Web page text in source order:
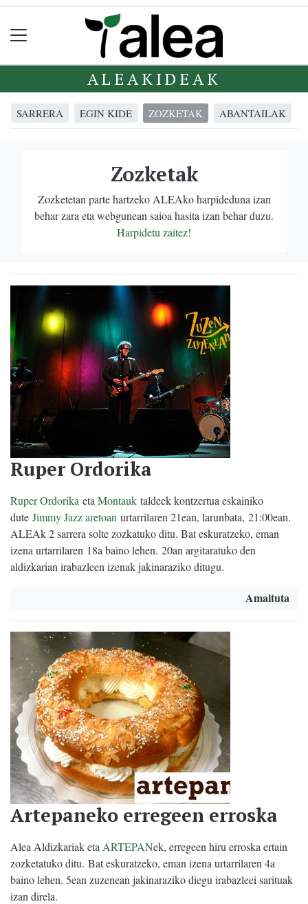
ALEAKIDEAK
SARRERA EGIN KIDE ZOZKETAK ABANTAILAK
Zozketak
Zozketetan parte hartzeko ALEAko harpideduna izan
behar zara eta webgunean saioa hasita izan behar duzu.
Harpidetu zaitez!
Ruper Ordorika
Ruper Ordorika eta Montauk taldeek kontzertua eskainiko
dute Jimmy Jazz aretoan urtarrilaren 21ean, larunbata, 21:00ean.
ALEAk 2 sarrera solte zozkatuko ditu. Bat eskuratzeko, eman
izena urtarrilaren 18a baino lehen. 20an argitaratuko den
aldizkarian irabazleen izenak jakinaraziko ditugu.
Amaituta
Artepaneko erregeen erroska
Alea Aldizkariak eta ARTEPANek, erregeen hiru erroska ertain
zozketatuko ditu. Bat eskuratzeko, eman izena urtarrilaren 4a
baino lehen. 5ean zuzenean jakinaraziko diegu irabazleei sarituak
izan direla.